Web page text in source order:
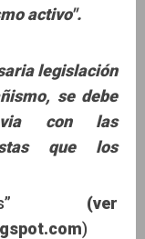
activo".
legislación
se debe
con las
que los
(ver
)